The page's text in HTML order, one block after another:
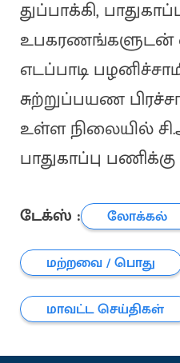
துப்பாக்கி,
உபகரணங்களுடன்
எடப்பாடி
சுற்றுப்பயண
உள்ள நிலையில்
பாதுகாப்பு
டேக்ஸ் :
லோக்கல்
மற்றவை / பொது
மாவட்ட செய்திகள்